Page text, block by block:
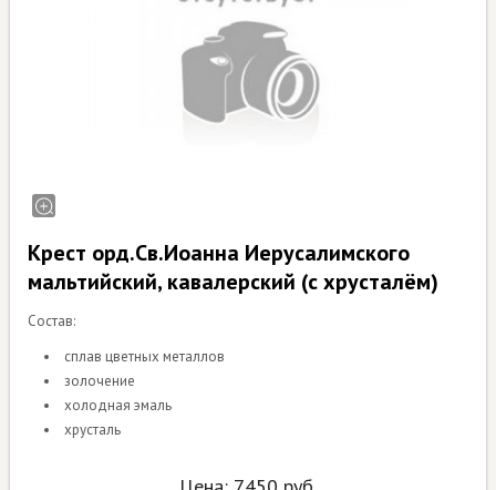
Крест орд.Св.Иоанна Иерусалимского
мальтийский, кавалерский (с хрусталём)
Состав:
сплав цветных металлов
золочение
холодная эмаль
хрусталь